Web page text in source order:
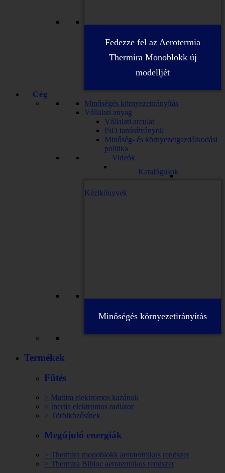
Fedezze fel az Aerotermia
Thermira Monoblokk új
modelljét
Cég
Minőségés környezetirányítás
Vállalati anyag
Vállalati arculat
ISO tanúsítványok
Minőség- és környezetgazdálkodási
politika
Videók
Katalógusok
Kézikönyvek
Minőségés környezetirányítás
Termékek
Fűtés
> Mattira elektromos kazánok
> Inertia elektromos radiator
> Törölközősínek
Megújuló energiák
> Thermira monoblokk aerotermikus rendszer
> Thermira Bibloc aerotermikus rendszer